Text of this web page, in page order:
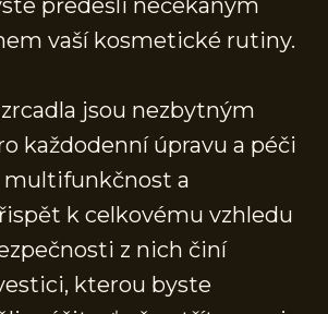
předešli nečekaným
vaší kosmetické rutiny.
jsou nezbytným
každodenní úpravu a péči
multifunkčnost a
k celkovému vzhledu
z nich činí
kterou byste